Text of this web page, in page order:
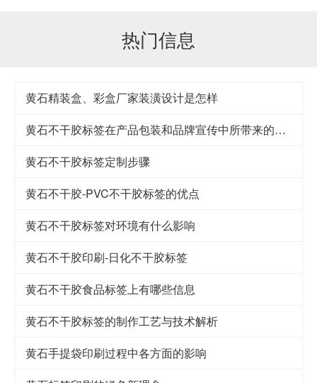
热门信息
黄石精装盒、彩盒厂家装潢设计是怎样
黄石不干胶标签在产品包装和品牌宣传中所带来的益处
黄石不干胶标签定制步骤
黄石不干胶-PVC不干胶标签的优点
黄石不干胶标签对环境有什么影响
黄石不干胶印刷-日化不干胶标签
黄石不干胶食品标签上有哪些信息
黄石不干胶标签的制作工艺与技术解析
黄石手提袋印刷过程中各方面的影响